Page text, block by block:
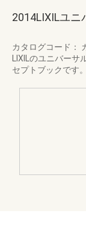
2014LIXILユニ
カタログコード：
LIXILのユニバー
セプトブックです。